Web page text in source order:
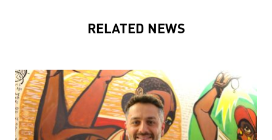
RELATED NEWS